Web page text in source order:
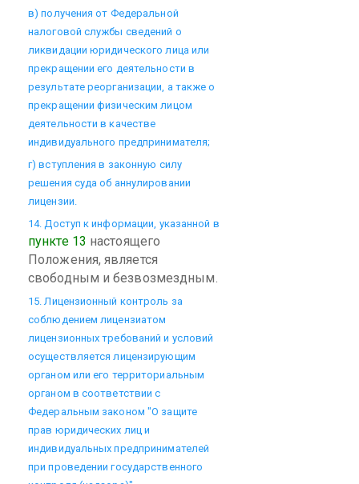
в) получения от Федеральной
налоговой службы сведений о
ликвидации юридического лица или
прекращении его деятельности в
результате реорганизации, а также о
прекращении физическим лицом
деятельности в качестве
индивидуального предпринимателя;
г) вступления в законную силу
решения суда об аннулировании
лицензии.
14. Доступ к информации, указанной в
пункте 13 настоящего
Положения, является
свободным и безвозмездным.
15. Лицензионный контроль за
соблюдением лицензиатом
лицензионных требований и условий
осуществляется лицензирующим
органом или его территориальным
органом в соответствии с
Федеральным законом "О защите
прав юридических лиц и
индивидуальных предпринимателей
при проведении государственного